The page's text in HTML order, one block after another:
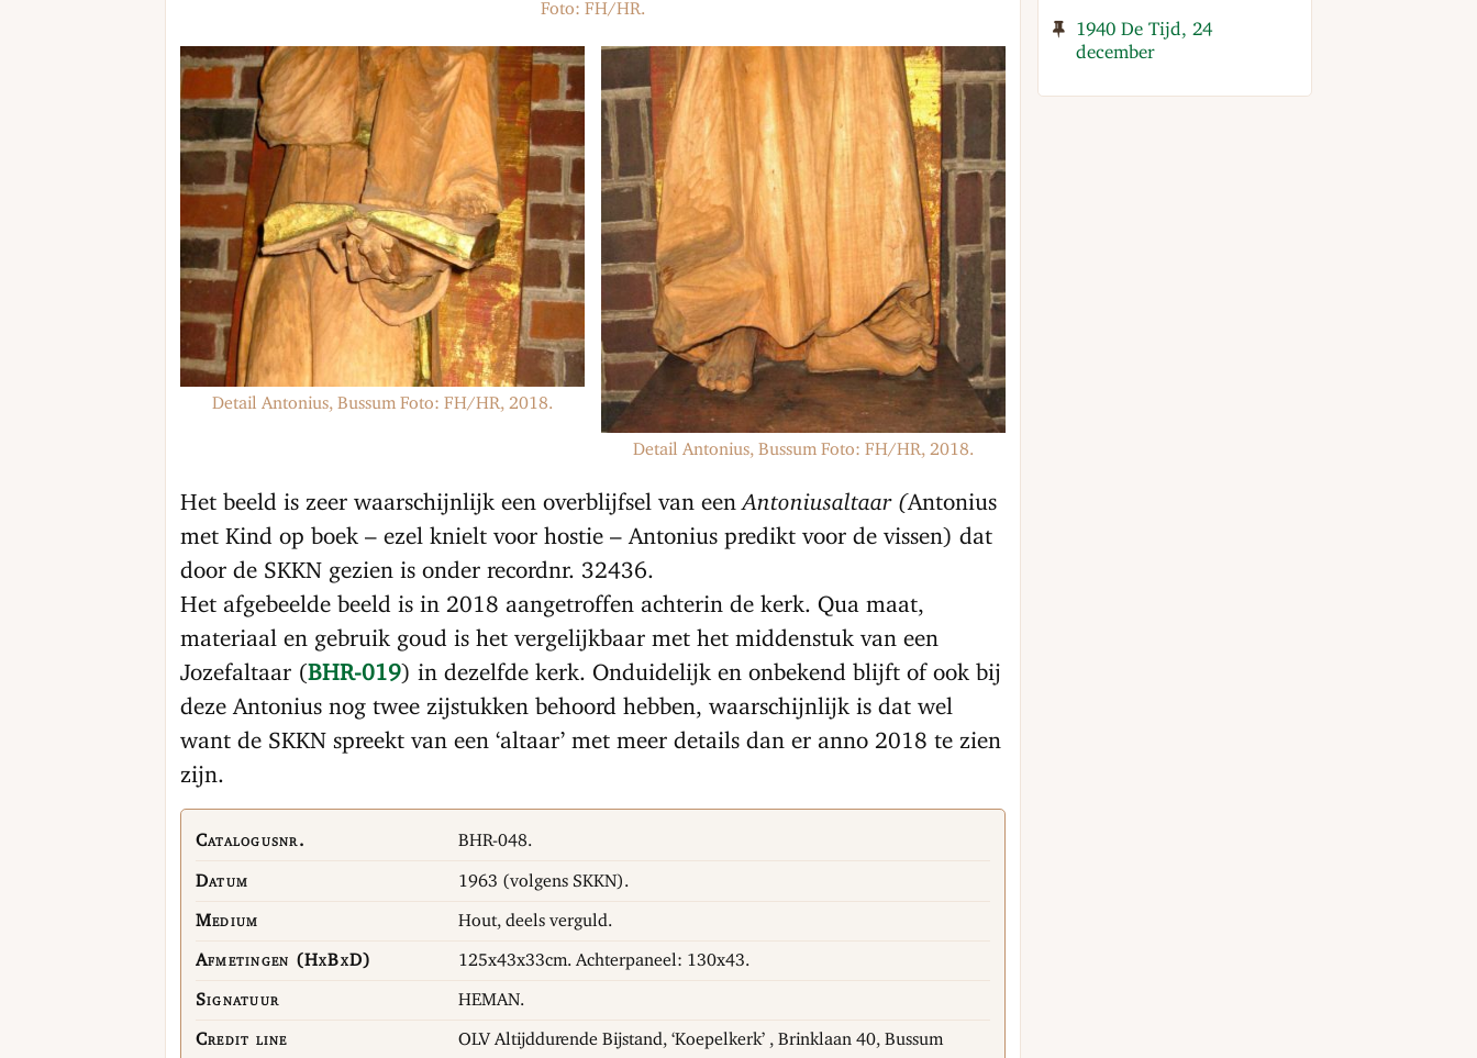
Foto: FH/HR.
Detail Antonius, Bussum Foto: FH/HR, 2018.
Detail Antonius, Bussum Foto: FH/HR, 2018.
Het beeld is zeer waarschijnlijk een overblijfsel van eenAntoniusaltaar (Antonius
met Kind op boek – ezel knielt voor hostie – Antonius predikt voor de vissen) dat
door de SKKN gezien is onder recordnr. 32436.
Het afgebeelde beeld is in 2018 aangetroffen achterin de kerk. Qua maat,
materiaal en gebruik goud is het vergelijkbaar met het middenstuk van een
Jozefaltaar ( BHR-019) in dezelfde kerk. Onduidelijk en onbekend blijft of ook bij
deze Antonius nog twee zijstukken behoord hebben, waarschijnlijk is dat wel
want de SKKN spreekt van een ‘altaar’ met meer details dan er anno 2018 te zien
zijn.
Catalogusnr. BHR-048.
Datum 1963 (volgens SKKN).
Medium Hout, deels verguld.
Afmetingen (HxBxD) 125x43x33cm. Achterpaneel: 130x43.
Signatuur HEMAN.
Credit line OLV Altijddurende Bijstand, ‘Koepelkerk’ , Brinklaan 40, Bussum
1940 De Tijd, 24
december